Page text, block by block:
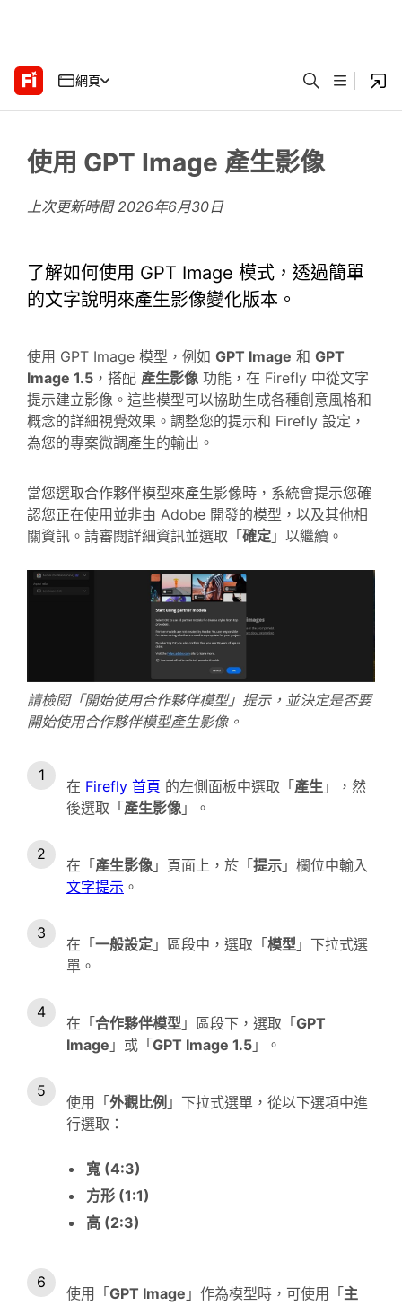
網頁
使用 GPT Image 產生影像
上次更新時間2026年6月30日
了解如何使用 GPT Image 模式，透過簡單
的文字說明來產生影像變化版本。
使用 GPT Image 模型，例如 GPT Image 和 GPT
Image 1.5 ，搭配 產生影像 功能，在 Firefly 中從文字
提示建立影像。這些模型可以協助生成各種創意風格和
概念的詳細視覺效果。調整您的提示和 Firefly 設定，
為您的專案微調產生的輸出。
當您選取合作夥伴模型來產生影像時，系統會提示您確
認您正在使用並非由 Adobe 開發的模型，以及其他相
關資訊。請審閱詳細資訊並選取「 確定 」以繼續。
請檢閱「開始使用合作夥伴模型」提示，並決定是否要
開始使用合作夥伴模型產生影像。
在 Firefly 首頁 的左側面板中選取「 產生 」，然
後選取「 產生影像 」。
在「 產生影像 」頁面上，於「 提示 」欄位中輸入
文字提示 。
在「 一般設定 」區段中，選取「 模型 」下拉式選
單。
在「 合作夥伴模型 」區段下，選取「 GPT
Image 」或「 GPT Image 1.5 」。
使用「 外觀比例 」下拉式選單，從以下選項中進
行選取：
寬 (4:3)
方形 (1:1)
高 (2:3)
使用「 GPT Image 」作為模型時，可使用「 主